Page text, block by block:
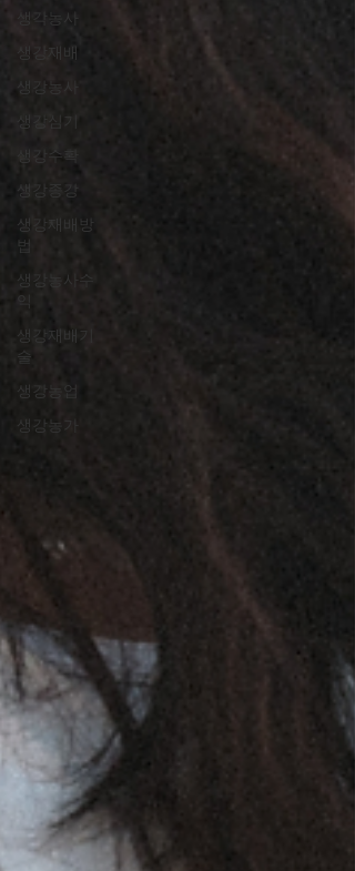
생각농사
생강재배
생강농사
생강심기
생강수확
생강종강
생강재배방
법
생강농사수
익
생강재배기
술
생강농업
생강농가